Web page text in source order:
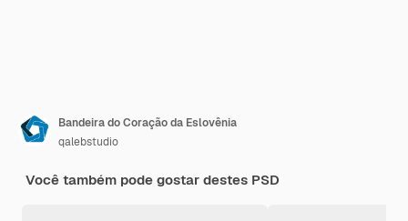
Bandeira do Coração da Eslovênia
qalebstudio
Você também pode gostar destes PSD